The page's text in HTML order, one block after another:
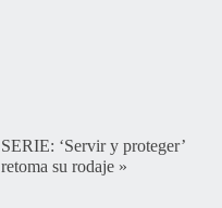
SERIE: ‘Servir y proteger’
retoma su rodaje »